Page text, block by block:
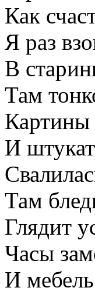
Как
Я раз
В
Там
Картины
И
Там
Глядит
Часы
И